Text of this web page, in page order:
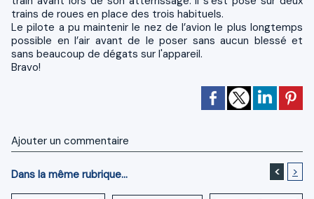
trains de roues en place des trois habituels.
Le pilote a pu maintenir le nez de l’avion le plus longtemps
possible en l’air avant de le poser sans aucun blessé et
sans beaucoup de dégats sur l'appareil.
Bravo!
Ajouter un commentaire
Dans la même rubrique... < >